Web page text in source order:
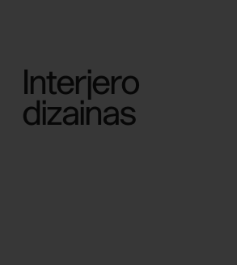
Interjero
dizainas